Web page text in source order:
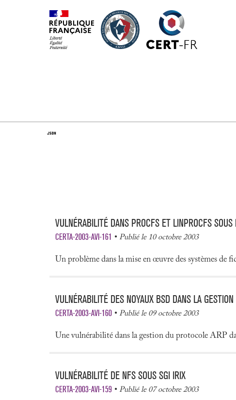
VULNÉRABILITÉ DANS PROCFS ET LINPROCFS SOUS
CERTA-2003-AVI-161 Publié le 10 octobre 2003
Un problème dans la mise en œuvre des systèmes de
VULNÉRABILITÉ DES NOYAUX BSD DANS LA
CERTA-2003-AVI-160 Publié le 09 octobre 2003
Une vulnérabilité dans la gestion du protocole ARP
VULNÉRABILITÉ DE NFS SOUS SGI IRIX
CERTA-2003-AVI-159 Publié le 07 octobre 2003